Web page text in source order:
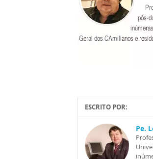
ESCRITO POR:
Pe.